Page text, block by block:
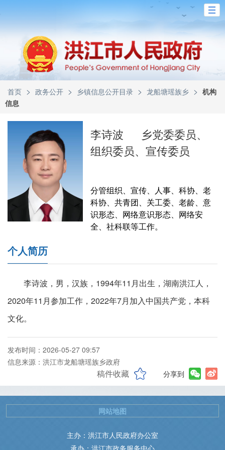
首页 > 政务公开 > 乡镇信息公开目录 > 龙船塘瑶族乡 > 机构
信息
李诗波
乡党委委员、
组织委员、宣传委员
分管组织、宣传、人事、科协、老
科协、共青团、关工委、老龄、意
识形态、网络意识形态、网络安
全、社科联等工作。
个人简历
李诗波，男，汉族，1994年11月出生，湖南洪江人，
2020年11月参加工作，2022年7月加入中国共产党，本科
文化。
发布时间：2026-05-27 09:57
信息来源：洪江市龙船塘瑶族乡政府
稿件收藏 分享到
主办：洪江市人民政府办公室
承办：洪江市政务服务中心
网站地图